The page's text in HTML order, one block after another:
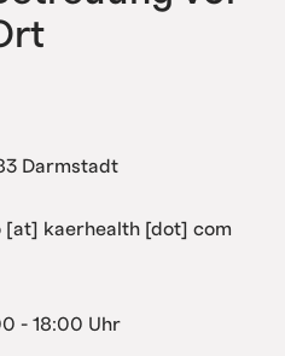
Darmstadt
[at] kaerhealth [dot] com
- 18:00 Uhr